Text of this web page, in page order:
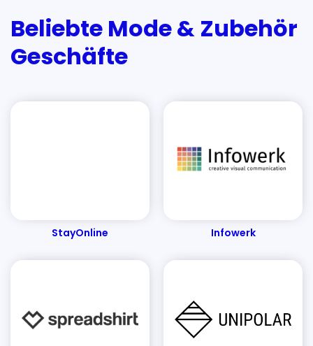
Beliebte Mode & Zubehör
Geschäfte
StayOnline Infowerk